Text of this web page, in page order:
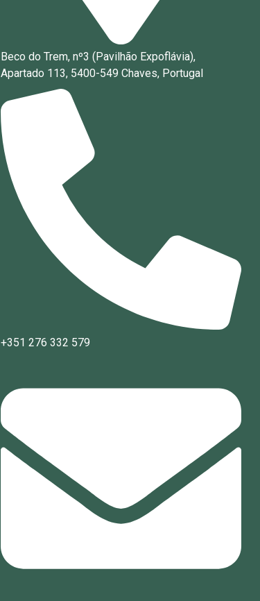
Beco do Trem, nº3 (Pavilhão Expoflávia),
Apartado 113, 5400-549 Chaves, Portugal
+351 276 332 579